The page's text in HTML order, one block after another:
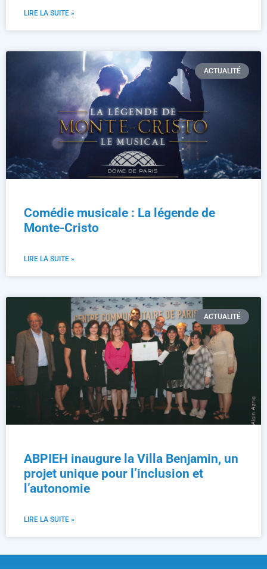
LIRE LA SUITE »
ACTUALITÉ
Comédie musicale : La légende de
Monte-Cristo
LIRE LA SUITE »
ACTUALITÉ
ABPIEH inaugure la Villa Benjamin, un
projet unique pour l’inclusion et
l’autonomie
LIRE LA SUITE »